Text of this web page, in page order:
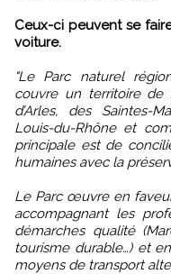
Ceux-ci peuvent se
voiture.
"Le Parc naturel
couvre un territoire
d’Arles, des Saintes-
Louis-du-Rhône et
principale est de
humaines avec la
Le Parc œuvre en
accompagnant les
démarches qualité
tourisme durable…) et
moyens de transport